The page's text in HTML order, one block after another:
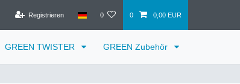
Registrieren 0 0 0,00 EUR
GREEN TWISTER GREEN Zubehör